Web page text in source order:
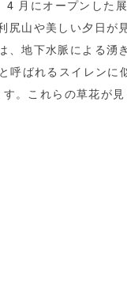
月にオープンした
尻山や美しい夕日
、地下水脈による
呼ばれるスイレン
。これらの草花が